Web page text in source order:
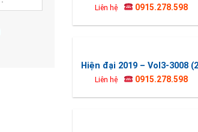
Liên hệ 0915.278.598
Hiện đại 2019 – Vol3-3008
Liên hệ 0915.278.598